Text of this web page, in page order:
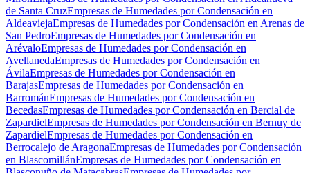
de Santa CruzEmpresas de Humedades por Condensación en
AldeaviejaEmpresas de Humedades por Condensación en Arenas de
San PedroEmpresas de Humedades por Condensación en
ArévaloEmpresas de Humedades por Condensación en
AvellanedaEmpresas de Humedades por Condensación en
ÁvilaEmpresas de Humedades por Condensación en
BarajasEmpresas de Humedades por Condensación en
BarrománEmpresas de Humedades por Condensación en
BecedasEmpresas de Humedades por Condensación en Bercial de
ZapardielEmpresas de Humedades por Condensación en Bernuy de
ZapardielEmpresas de Humedades por Condensación en
Berrocalejo de AragonaEmpresas de Humedades por Condensación
en BlascomillánEmpresas de Humedades por Condensación en